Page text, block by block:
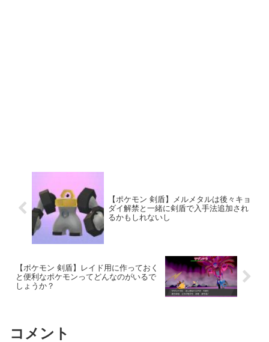
【ポケモン 剣盾】メルメタルは後々キョ
ダイ解禁と一緒に剣盾で入手法追加され
るかもしれないし
【ポケモン 剣盾】レイド用に作っておく
と便利なポケモンってどんなのがいるで
しょうか？
コメント